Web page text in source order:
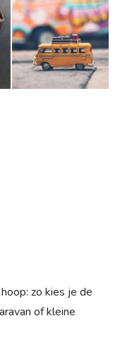
zo kies je de
of kleine